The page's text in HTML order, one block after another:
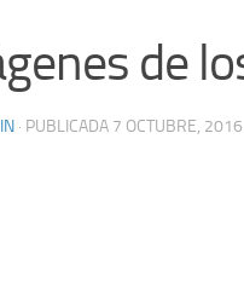
de
· PUBLICADA 7 OCTUBRE, 2016